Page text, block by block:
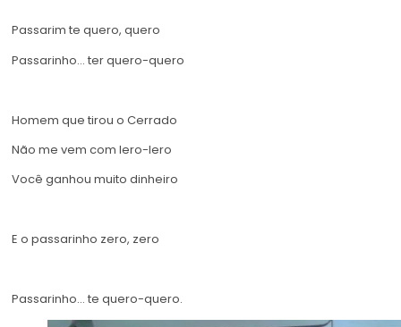
Passarim te quero, quero
Passarinho… ter quero-quero
Homem que tirou o Cerrado
Não me vem com lero-lero
Você ganhou muito dinheiro
E o passarinho zero, zero
Passarinho… te quero-quero.